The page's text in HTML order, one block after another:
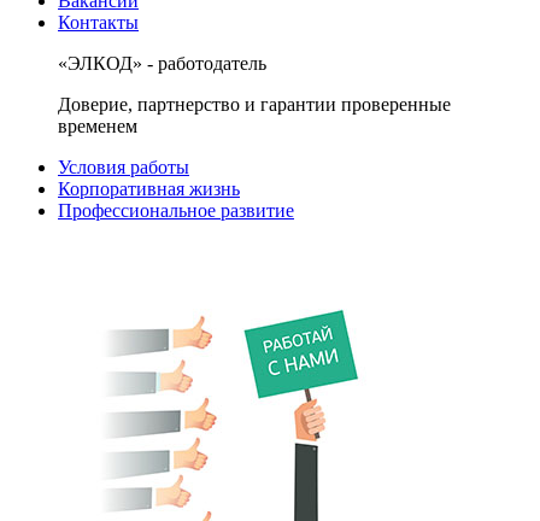
Контакты
«ЭЛКОД» - работодатель
Доверие, партнерство и гарантии проверенные
временем
Условия работы
Корпоративная жизнь
Профессиональное развитие